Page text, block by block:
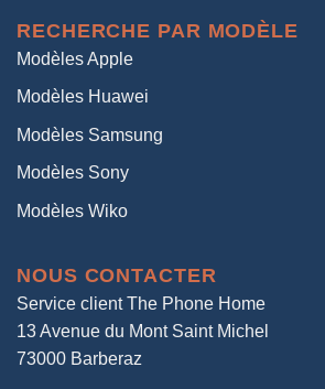
RECHERCHE PAR MODÈLE
Modèles Apple
Modèles Huawei
Modèles Samsung
Modèles Sony
Modèles Wiko
NOUS CONTACTER
Service client The Phone Home
13 Avenue du Mont Saint Michel
73000 Barberaz